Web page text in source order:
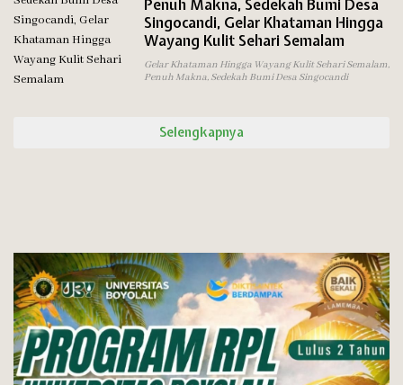
Penuh Makna, Sedekah Bumi Desa
Singocandi, Gelar Khataman Hingga
Wayang Kulit Sehari Semalam
Gelar Khataman Hingga Wayang Kulit Sehari Semalam,
Penuh Makna, Sedekah Bumi Desa Singocandi
Selengkapnya